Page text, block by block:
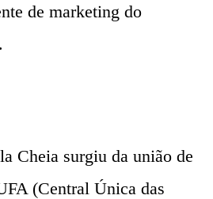
de marketing do
Cheia surgiu da união de
(Central Única das